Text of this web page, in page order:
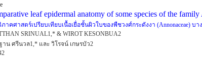
leaf epidermal anatomy of some species of the
ภาคศาสตร์เปรียบเทียบเนื้อเยื่อชั้นผิวใบของพืชวงศ์กระดังงา (Annonaceae) บ
SRINUAL1,* & WIROT KESONBUA2
าน ศรีนวล1,* และ วิโรจน์ เกษรบัว2